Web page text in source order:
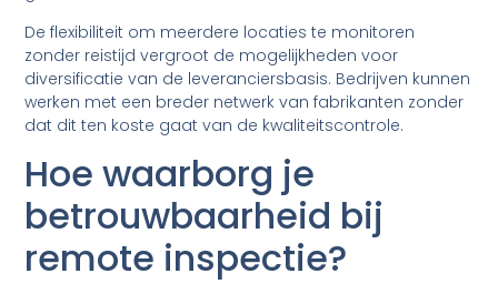
De flexibiliteit om meerdere locaties te monitoren
zonder reistijd vergroot de mogelijkheden voor
diversificatie van de leveranciersbasis. Bedrijven kunnen
werken met een breder netwerk van fabrikanten zonder
dat dit ten koste gaat van de kwaliteitscontrole.
Hoe waarborg je
betrouwbaarheid bij
remote inspectie?